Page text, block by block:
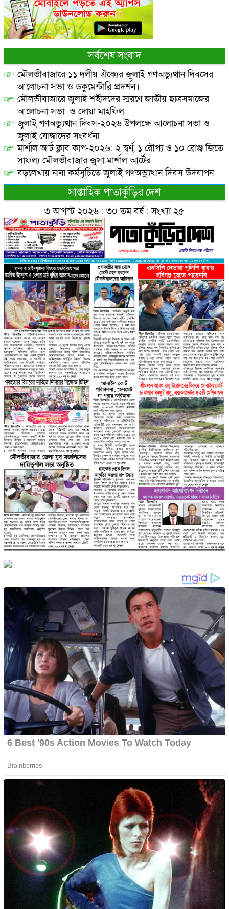
সর্বশেষ সংবাদ
মৌলভীবাজারে ১১ দলীয় ঐক্যের জুলাই গণঅভ্যুত্থান দিবসের
আলোচনা সভা ও ডকুমেন্টারি প্রদর্শন।
মৌলভীবাজারে জুলাই শহীদদের স্মরণে জাতীয় ছাত্রসমাজের
আলোচনা সভা ও দোয়া মাহফিল
জুলাই গণঅভ্যুত্থান দিবস-২০২৬ উপলক্ষে আলোচনা সভা ও
জুলাই যোদ্ধাদের সংবর্ধনা
মার্শাল আর্ট ক্লাব কাপ-২০২৬: ২ স্বর্ণ, ১ রৌপ্য ও ১০ ব্রোঞ্জ জিতে
সাফল্য মৌলভীবাজার জুসা মার্শাল আর্টের
বড়লেখায় নানা কর্মসূচিতে জুলাই গণঅভ্যুত্থান দিবস উদযাপন
সাপ্তাহিক পাতাকুঁড়ির দেশ
৩ আগস্ট ২০২৬ : ৩০ তম বর্ষ : সংখ্যা ২৫